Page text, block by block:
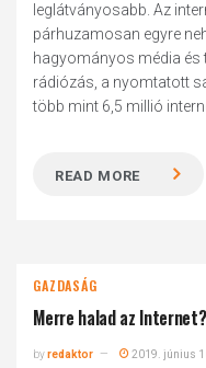
leglátványosabb. Az
párhuzamosan egyre
hagyományos média és
rádiózás, a nyomtatott
több mint 6,5 millió
READ MORE
GAZDASÁG
Merre halad az
byredaktor 2019. június